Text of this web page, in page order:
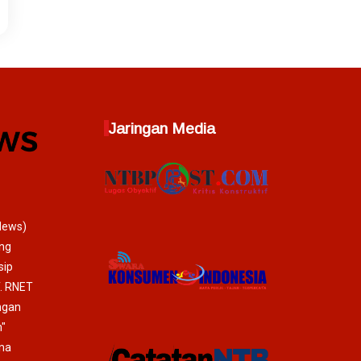
RNET
Jaringan Media